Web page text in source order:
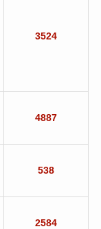
3524
4887
538
2584